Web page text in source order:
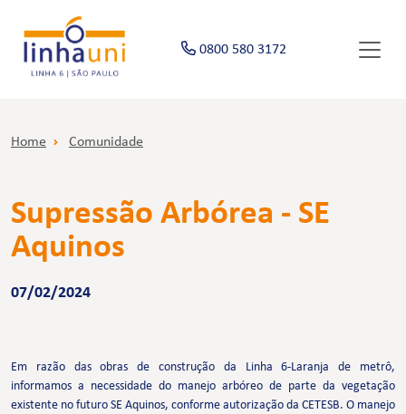
0800 580 3172
Home Comunidade
Supressão Arbórea - SE
Aquinos
07/02/2024
Em razão das obras de construção da Linha 6-Laranja de metrô,
informamos a necessidade do manejo arbóreo de parte da vegetação
existente no futuro SE Aquinos, conforme autorização da CETESB. O manejo